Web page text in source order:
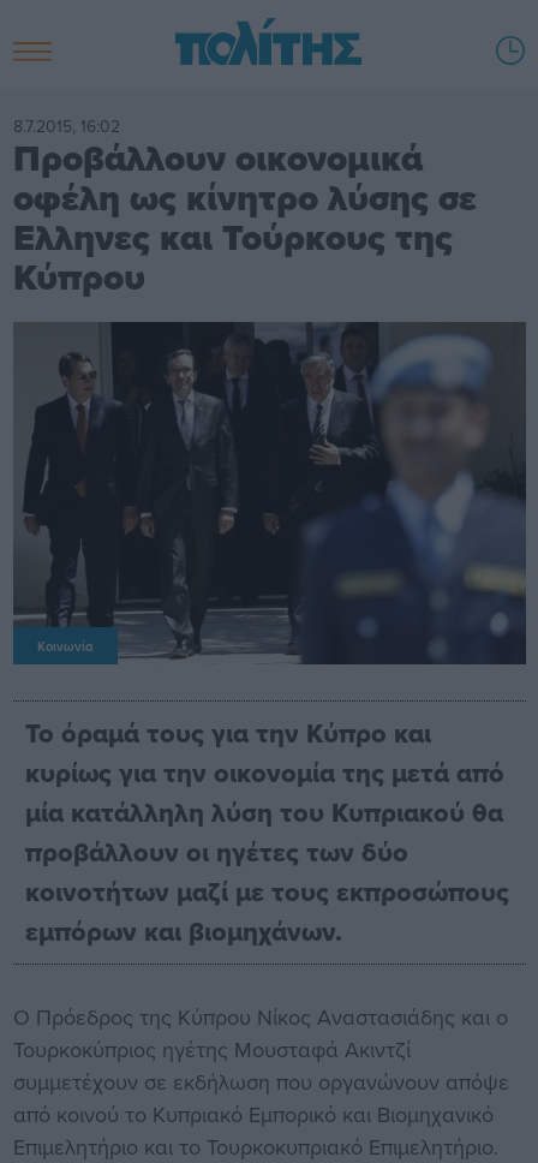
8.7.2015, 16:02
Προβάλλουν οικονομικά
οφέλη ως κίνητρο λύσης σε
Ελληνες και Τούρκους της
Κύπρου
Κοινωνία
Το όραμά τους για την Κύπρο και
κυρίως για την οικονομία της μετά από
μία κατάλληλη λύση του Κυπριακού θα
προβάλλουν οι ηγέτες των δύο
κοινοτήτων μαζί με τους εκπροσώπους
εμπόρων και βιομηχάνων.
Ο Πρόεδρος της Κύπρου Νίκος Αναστασιάδης και ο
Τουρκοκύπριος ηγέτης Μουσταφά Ακιντζί
συμμετέχουν σε εκδήλωση που οργανώνουν απόψε
από κοινού το Κυπριακό Εμπορικό και Βιομηχανικό
Επιμελητήριο και το Τουρκοκυπριακό Επιμελητήριο.